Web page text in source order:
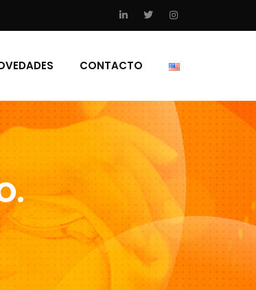
CONTACTO